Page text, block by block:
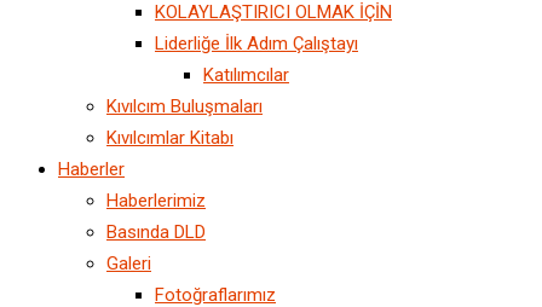
KOLAYLAŞTIRICI OLMAK İÇİN
Liderliğe İlk Adım Çalıştayı
Katılımcılar
Kıvılcım Buluşmaları
Kıvılcımlar Kitabı
Haberler
Haberlerimiz
Basında DLD
Galeri
Fotoğraflarımız